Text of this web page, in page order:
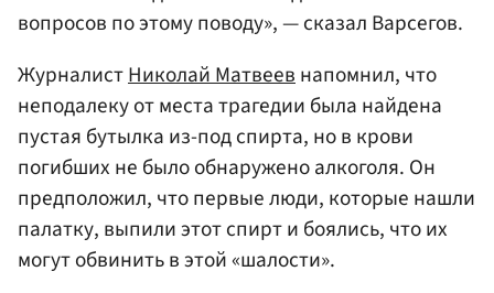
вопросов по этому поводу», — сказал Варсегов.
ЖурналистНиколай Матвеевнапомнил, что
неподалеку от места трагедии была найдена
пустая бутылка из-под спирта, но в крови
погибших не было обнаружено алкоголя. Он
предположил, что первые люди, которые нашли
палатку, выпили этот спирт и боялись, что их
могут обвинить в этой «шалости».